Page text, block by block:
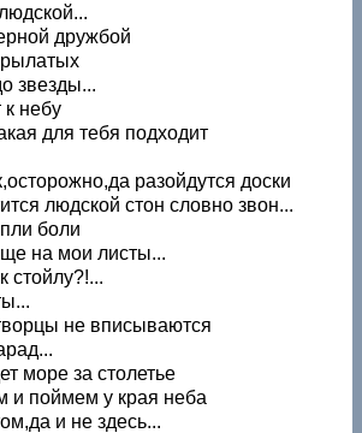
дружбой
звезды...
к небу
для тебя подходит
разойдутся доски
людской стон словно звон...
боли
на мои листы...
стойлу?!...
не вписываются
море за столетье
и поймем у края неба
и не здесь...